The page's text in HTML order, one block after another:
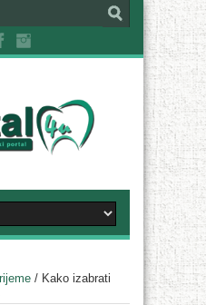
/ Kako izabrati